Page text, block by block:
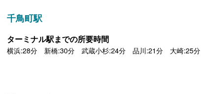
千鳥町駅
ターミナル駅までの所要時間
横浜:28分 新橋:30分 武蔵小杉:24分 品川:21分 大崎:25分